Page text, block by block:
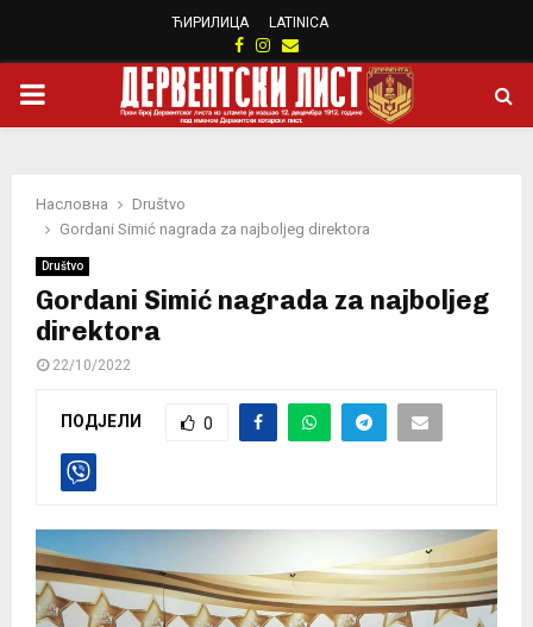
ЋИРИЛИЦА LATINICA
Facebook
Instagram
Email
PRIMARY
Насловна
Društvo
Gordani Simić nagrada za najboljeg direktora
Društvo
Gordani Simić nagrada za najboljeg
direktora
22/10/2022
ПОДЈЕЛИ 0